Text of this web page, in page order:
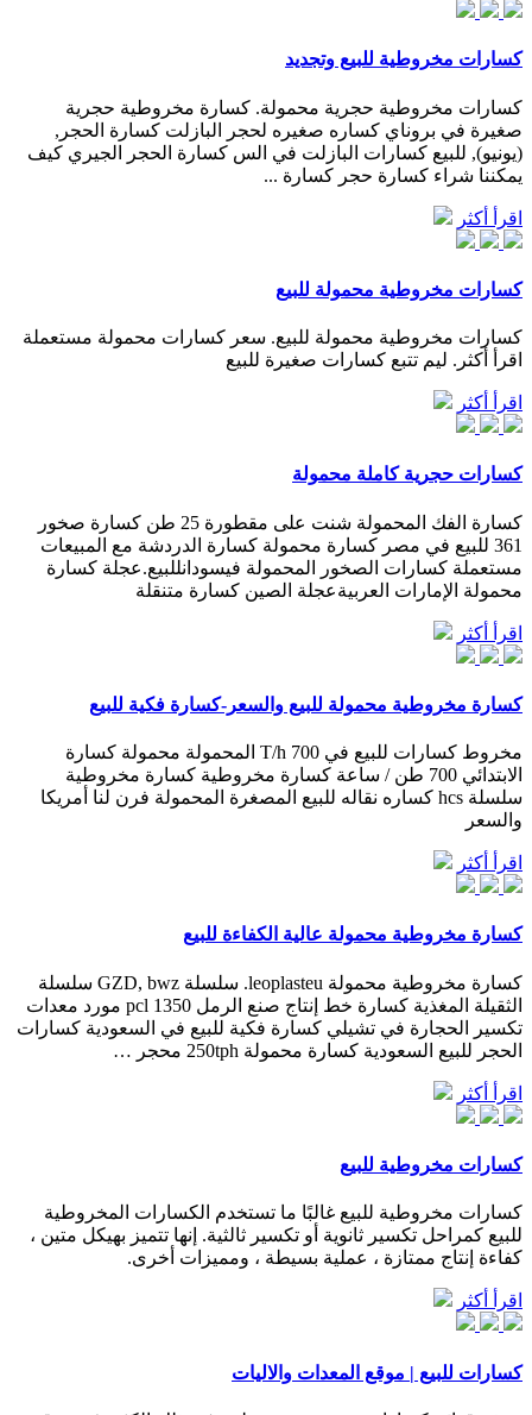
كسارات مخروطية للبيع وتجديد
كسارات مخروطية حجرية محمولة. كسارة مخروطية حجرية
صغيرة في بروناي كساره صغيره لحجر البازلت كسارة الحجر,
(يونيو), للبيع كسارات البازلت في الس كسارة الحجر الجيري كيف
يمكننا شراء كسارة حجر كسارة ...
اقرأ أكثر
كسارات مخروطية محمولة للبيع
كسارات مخروطية محمولة للبيع. سعر كسارات محمولة مستعملة
اقرأ أكثر. ليم تتبع كسارات صغيرة للبيع
اقرأ أكثر
كسارات حجرية كاملة محمولة
كسارة الفك المحمولة شنت على مقطورة 25 طن كسارة صخور
361 للبيع في مصر كسارة محمولة كسارة الدردشة مع المبيعات
مستعملة كسارات الصخور المحمولة فيسودانللبيع.عجلة كسارة
محمولة الإمارات العربيةعجلة الصين كسارة متنقلة
اقرأ أكثر
كسارة مخروطية محمولة للبيع والسعر-كسارة فكية للبيع
مخروط كسارات للبيع في 700 T/h المحمولة محمولة كسارة
الابتدائي 700 طن / ساعة كسارة مخروطية كسارة مخروطية
سلسلة hcs كساره نقاله للبيع المصغرة المحمولة فرن لنا أمريكا
والسعر
اقرأ أكثر
كسارة مخروطية محمولة عالية الكفاءة للبيع
كسارة مخروطية محمولة leoplasteu. سلسلة GZD, bwz سلسلة
الثقيلة المغذية كسارة خط إنتاج صنع الرمل pcl 1350 مورد معدات
تكسير الحجارة في تشيلي كسارة فكية للبيع في السعودية كسارات
الحجر للبيع السعودية كسارة محمولة 250tph محجر …
اقرأ أكثر
كسارات مخروطية للبيع
كسارات مخروطية للبيع غالبًا ما تستخدم الكسارات المخروطية
للبيع كمراحل تكسير ثانوية أو تكسير ثالثية. إنها تتميز بهيكل متين ،
كفاءة إنتاج ممتازة ، عملية بسيطة ، ومميزات أخرى.
اقرأ أكثر
كسارات للبيع | موقع المعدات والاليات